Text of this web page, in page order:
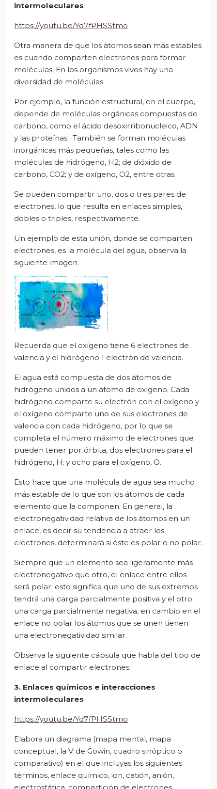
intermoleculares
https://youtu.be/Yd7fPHSStmo
Otra manera de que los átomos sean más estables
es cuando comparten electrones para formar
moléculas. En los organismos vivos hay una
diversidad de moléculas.
Por ejemplo, la función estructural, en el cuerpo,
depende de moléculas orgánicas compuestas de
carbono, como el ácido desoxirribonucleico, ADN
y las proteínas. También se forman moléculas
inorgánicas más pequeñas, tales como las
moléculas de hidrógeno, H2; de dióxido de
carbono, CO2; y de oxígeno, O2, entre otras.
Se pueden compartir uno, dos o tres pares de
electrones, lo que resulta en enlaces simples,
dobles o triples, respectivamente.
Un ejemplo de esta unión, donde se comparten
electrones, es la molécula del agua, observa la
siguiente imagen.
Recuerda que el oxígeno tiene 6 electrones de
valencia y el hidrógeno 1 electrón de valencia.
El agua está compuesta de dos átomos de
hidrógeno unidos a un átomo de oxígeno. Cada
hidrógeno comparte su electrón con el oxígeno y
el oxígeno comparte uno de sus electrones de
valencia con cada hidrógeno, por lo que se
completa el número máximo de electrones que
pueden tener por órbita, dos electrones para el
hidrógeno, H; y ocho para el oxígeno, O.
Esto hace que una molécula de agua sea mucho
más estable de lo que son los átomos de cada
elemento que la componen. En general, la
electronegatividad relativa de los átomos en un
enlace, es decir su tendencia a atraer los
electrones, determinará si éste es polar o no polar.
Siempre que un elemento sea ligeramente más
electronegativo que otro, el enlace entre ellos
será polar; esto significa que uno de sus extremos
tendrá una carga parcialmente positiva y el otro
una carga parcialmente negativa, en cambio en el
enlace no polar los átomos que se unen tienen
una electronegatividad similar.
Observa la siguiente cápsula que habla del tipo de
enlace al compartir electrones.
3. Enlaces químicos e interacciones
intermoleculares
https://youtu.be/Yd7fPHSStmo
Elabora un diagrama (mapa mental, mapa
conceptual, la V de Gowin, cuadro sinóptico o
comparativo) en el que incluyas los siguientes
términos, enlace químico, ion, catión, anión,